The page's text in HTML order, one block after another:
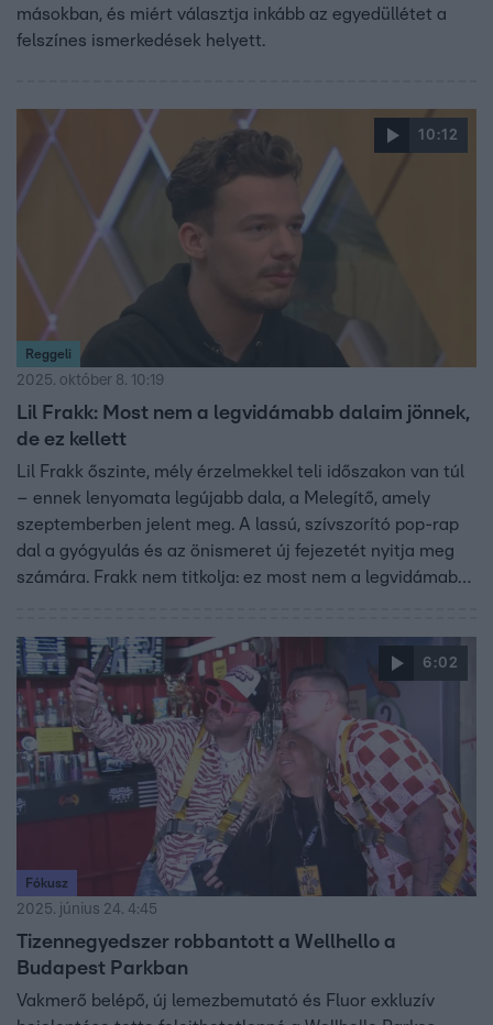
másokban, és miért választja inkább az egyedüllétet a
felszínes ismerkedések helyett.
10:12
Reggeli
2025. október 8. 10:19
Lil Frakk: Most nem a legvidámabb dalaim jönnek,
de ez kellett
Lil Frakk őszinte, mély érzelmekkel teli időszakon van túl
– ennek lenyomata legújabb dala, a Melegítő, amely
szeptemberben jelent meg. A lassú, szívszorító pop-rap
dal a gyógyulás és az önismeret új fejezetét nyitja meg
számára. Frakk nem titkolja: ez most nem a legvidámabb
műsorát, a Sávlekötő Backstage-et is, amelyben
zenésztársaihoz viszi közelebb a közönséget – egészen a
backstage-ből, sőt néha a kedvenc hamburgerezőjükből.
6:02
Fókusz
2025. június 24. 4:45
Tizennegyedszer robbantott a Wellhello a
Budapest Parkban
Vakmerő belépő, új lemezbemutató és Fluor exkluzív